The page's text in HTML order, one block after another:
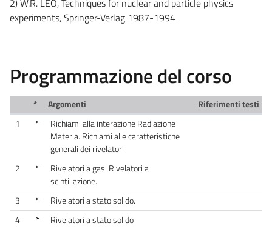
2) W.R. LEO, Techniques for nuclear and particle physics
experiments, Springer-Verlag 1987-1994
Programmazione del corso
* Argomenti
Riferimenti testi
1
*
Richiami alla interazione Radiazione
Materia. Richiami alle caratteristiche
generali dei rivelatori
2
*
Rivelatori a gas. Rivelatori a
scintillazione.
3
*
Rivelatori a stato solido.
4
*
Rivelatori a stato solido